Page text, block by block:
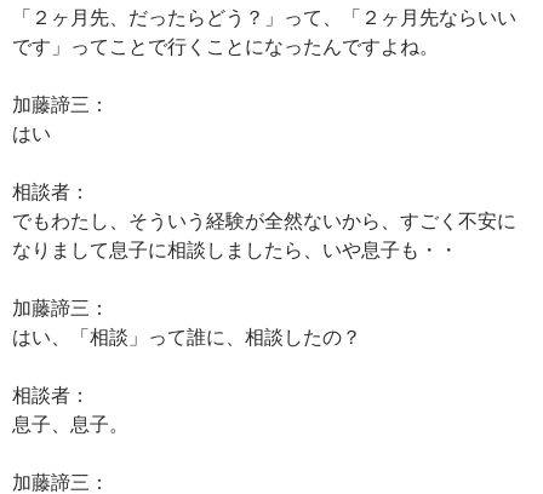
「２ヶ月先、だったらどう？」って、「２ヶ月先ならいい
です」ってことで行くことになったんですよね。
加藤諦三：
はい
相談者：
でもわたし、そういう経験が全然ないから、すごく不安に
なりまして息子に相談しましたら、いや息子も・・
加藤諦三：
はい、「相談」って誰に、相談したの？
相談者：
息子、息子。
加藤諦三：